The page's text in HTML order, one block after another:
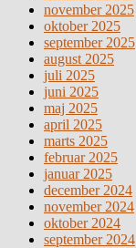
november 2025
oktober 2025
september 2025
august 2025
juli 2025
juni 2025
maj 2025
april 2025
marts 2025
februar 2025
januar 2025
december 2024
november 2024
oktober 2024
september 2024